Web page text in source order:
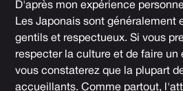
D'après mon expérience
Les Japonais sont généralement
gentils et respectueux. Si vous
respecter la culture et de faire un
vous constaterez que la plupart
accueillants. Comme partout,